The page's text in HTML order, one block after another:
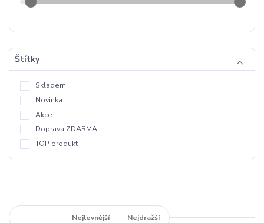
Štítky
Skladem
Novinka
Akce
Doprava ZDARMA
TOP produkt
Nejlevnější Nejdražší